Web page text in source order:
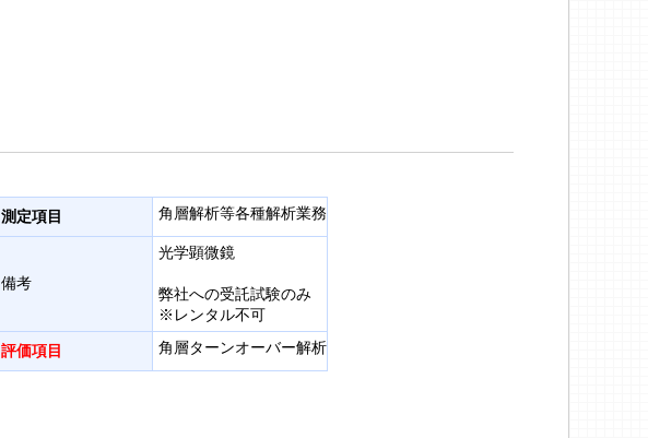
測定項目 角層解析等各種解析業務
備考
光学顕微鏡
弊社への受託試験のみ
※レンタル不可
評価項目 角層ターンオーバー解析